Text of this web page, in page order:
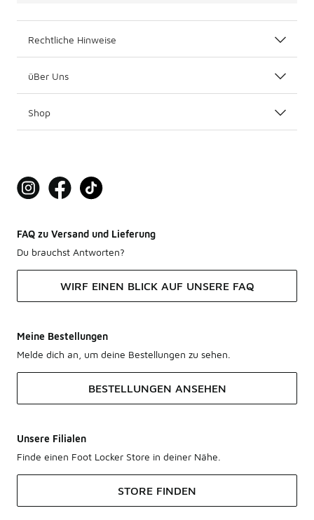
Rechtliche Hinweise
üBer Uns
Shop
FAQ zu Versand und Lieferung
Du brauchst Antworten?
WIRF EINEN BLICK AUF UNSERE FAQ
Meine Bestellungen
Melde dich an, um deine Bestellungen zu sehen.
BESTELLUNGEN ANSEHEN
Unsere Filialen
Finde einen Foot Locker Store in deiner Nähe.
STORE FINDEN